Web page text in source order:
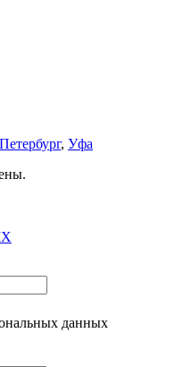
, Уфа
данных